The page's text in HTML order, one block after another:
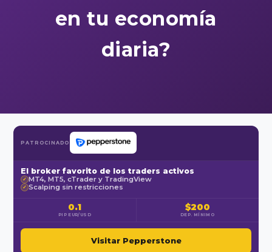
en tu economía
diaria?
PATROCINADO
El broker favorito de los traders activos
✓ MT4, MT5, cTrader y TradingView
✓ Scalping sin restricciones
0.1
PIP EUR/USD
$200
DEP. MÍNIMO
Visitar Pepperstone